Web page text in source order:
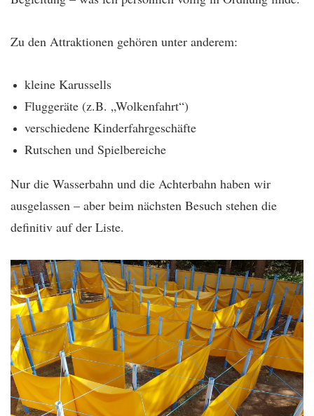
Zu den Attraktionen gehören unter anderem:
kleine Karussells
Fluggeräte (z.B. „Wolkenfahrt“)
verschiedene Kinderfahrgeschäfte
Rutschen und Spielbereiche
Nur die Wasserbahn und die Achterbahn haben wir
ausgelassen – aber beim nächsten Besuch stehen die
definitiv auf der Liste.